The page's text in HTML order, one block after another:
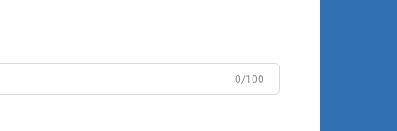
0/100